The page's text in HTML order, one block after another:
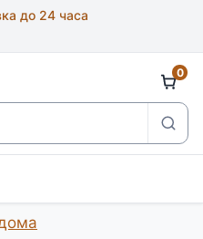
до 24 часа
0